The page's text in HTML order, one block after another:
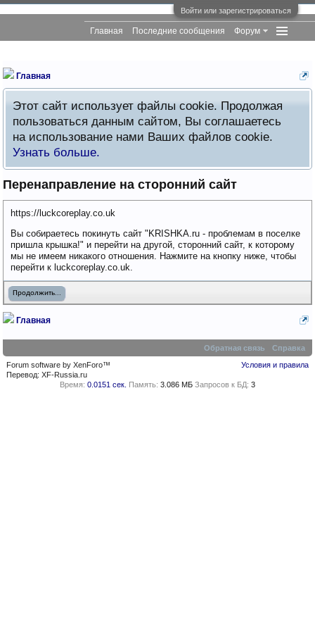
Войти или зарегистрироваться
Главная
Этот сайт использует файлы cookie. Продолжая
пользоваться данным сайтом, Вы соглашаетесь
на использование нами Ваших файлов cookie.
Узнать больше.
Перенаправление на сторонний сайт
https://luckcoreplay.co.uk
Вы собираетесь покинуть сайт "KRISHKA.ru - проблемам в поселке
пришла крышка!" и перейти на другой, сторонний сайт, к которому
мы не имеем никакого отношения. Нажмите на кнопку ниже, чтобы
перейти к luckcoreplay.co.uk.
Продолжить...
Главная
Главная Последние сообщения Форум
Обратная связь
Справка
Условия и правила
Forum software by XenForo™
Перевод:XF-Russia.ru
Время: 0.0151 сек. Память: 3.086 МБ Запросов к БД: 3